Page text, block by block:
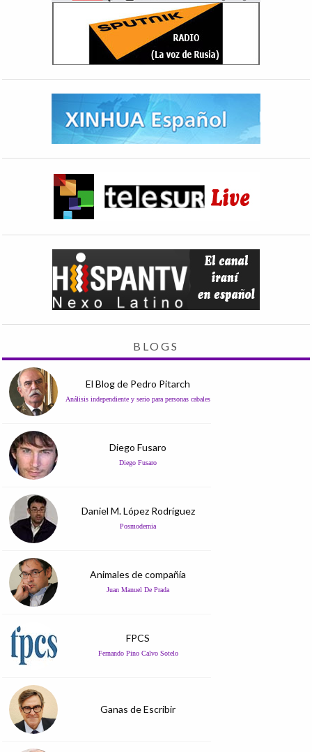
BLOGS
El Blog de Pedro Pitarch
Análisis independiente y serio para personas cabales
Diego Fusaro
Diego Fusaro
Daniel M. López Rodríguez
Posmodernia
Animales de compañía
Juan Manuel De Prada
FPCS
Fernando Pino Calvo Sotelo
Ganas de Escribir